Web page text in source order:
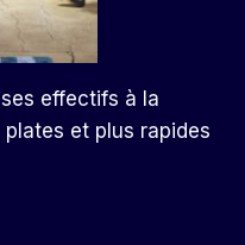
effectifs à la
et plus rapides